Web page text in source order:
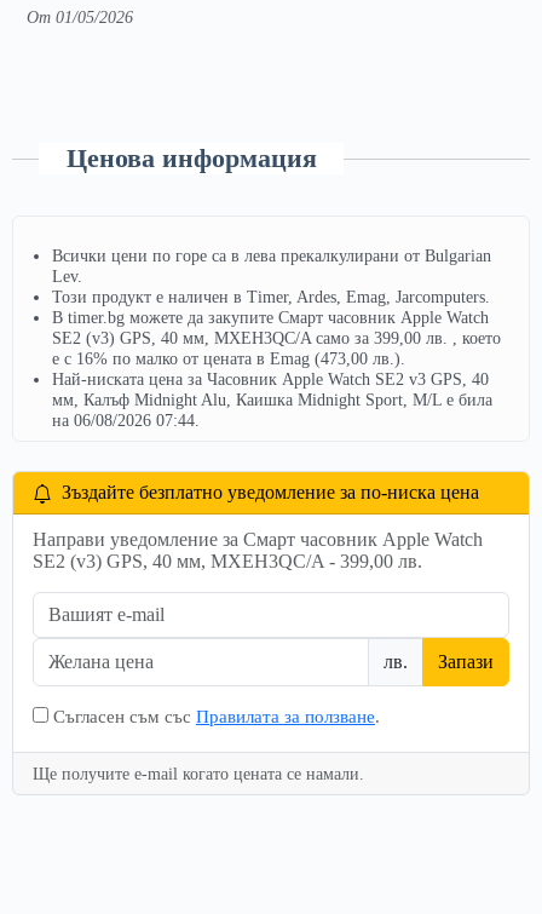
От 01/05/2026
Ценова информация
Всички цени по горе са в лева прекалкулирани от Bulgarian
Lev.
Този продукт е наличен в Timer, Ardes, Emag, Jarcomputers.
В timer.bg можете да закупите Смарт часовник Apple Watch
SE2 (v3) GPS, 40 мм, MXEH3QC/A само за 399,00 лв. , което
е с 16% по малко от цената в Emag (473,00 лв.).
Най-ниската цена за Часовник Apple Watch SE2 v3 GPS, 40
мм, Калъф Midnight Alu, Каишка Midnight Sport, M/L е била
на 06/08/2026 07:44.
Зъздайте безплатно уведомление за по-ниска цена
Направи уведомление за Смарт часовник Apple Watch
SE2 (v3) GPS, 40 мм, MXEH3QC/A - 399,00 лв.
лв. Запази
Съгласен съм със Правилата за ползване.
Ще получите e-mail когато цената се намали.